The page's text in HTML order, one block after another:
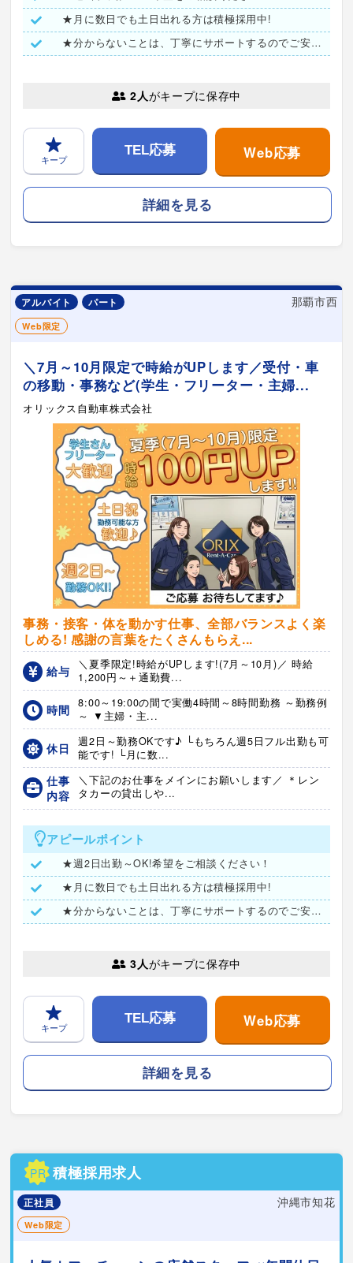
★月に数日でも土日出れる方は積極採用中!
★分からないことは、丁寧にサポートするのでご安心ください♪
2人がキープに保存中
キープ
TEL応募 Web応募
詳細を見る
アルバイト パート 那覇市西
Web限定
＼7月～10月限定で時給がUPします／受付・車
の移動・事務など(学生・フリーター・主婦...
オリックス自動車株式会社
事務・接客・体を動かす仕事、全部バランスよく楽
しめる! 感謝の言葉をたくさんもらえ...
給与
＼夏季限定!時給がUPします!(7月～10月)／ 時給
1,200円～＋通勤費...
時間
8:00～19:00の間で実働4時間～8時間勤務 ～勤務例
～ ▼主婦・主...
休日
週2日～勤務OKです♪ └もちろん週5日フル出勤も可
能です! └月に数...
仕事
内容
＼下記のお仕事をメインにお願いします／ ＊レン
タカーの貸出しや...
アピールポイント
★週2日出勤～OK!希望をご相談ください！
★月に数日でも土日出れる方は積極採用中!
★分からないことは、丁寧にサポートするのでご安心ください♪
3人がキープに保存中
キープ
TEL応募 Web応募
詳細を見る
PR 積極採用求人
正社員 沖縄市知花
Web限定